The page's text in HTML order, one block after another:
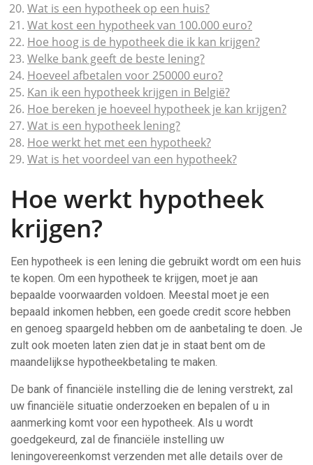
Wat is een hypotheek op een huis?
Wat kost een hypotheek van 100.000 euro?
Hoe hoog is de hypotheek die ik kan krijgen?
Welke bank geeft de beste lening?
Hoeveel afbetalen voor 250000 euro?
Kan ik een hypotheek krijgen in België?
Hoe bereken je hoeveel hypotheek je kan krijgen?
Wat is een hypotheek lening?
Hoe werkt het met een hypotheek?
Wat is het voordeel van een hypotheek?
Hoe werkt hypotheek
krijgen?
Een hypotheek is een lening die gebruikt wordt om een huis
te kopen. Om een hypotheek te krijgen, moet je aan
bepaalde voorwaarden voldoen. Meestal moet je een
bepaald inkomen hebben, een goede credit score hebben
en genoeg spaargeld hebben om de aanbetaling te doen. Je
zult ook moeten laten zien dat je in staat bent om de
maandelijkse hypotheekbetaling te maken.
De bank of financiële instelling die de lening verstrekt, zal
uw financiële situatie onderzoeken en bepalen of u in
aanmerking komt voor een hypotheek. Als u wordt
goedgekeurd, zal de financiële instelling uw
leningovereenkomst verzenden met alle details over de